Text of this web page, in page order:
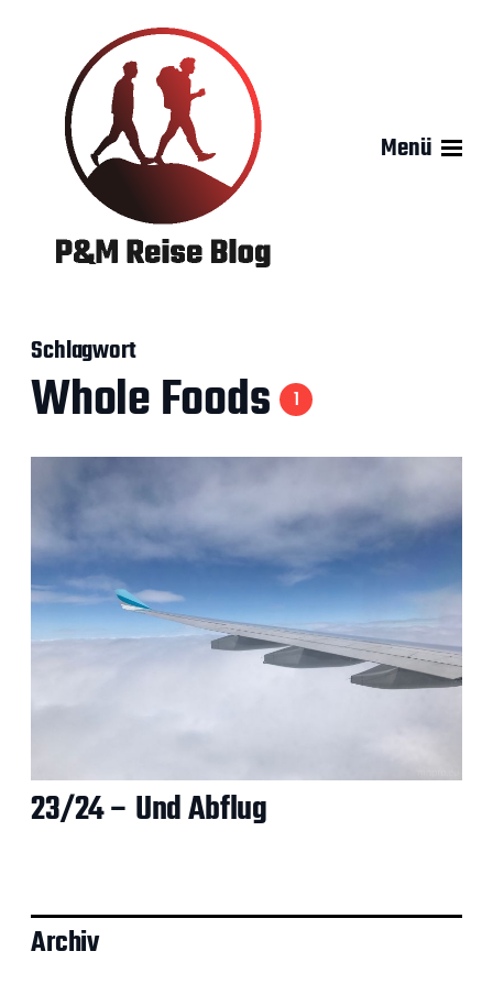
Menü
Schlagwort
Whole Foods 1
23/24 – Und Abflug
Archiv